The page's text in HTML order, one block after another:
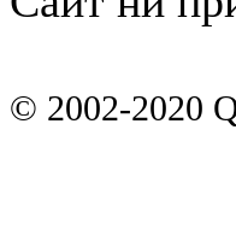
© 2002-2020